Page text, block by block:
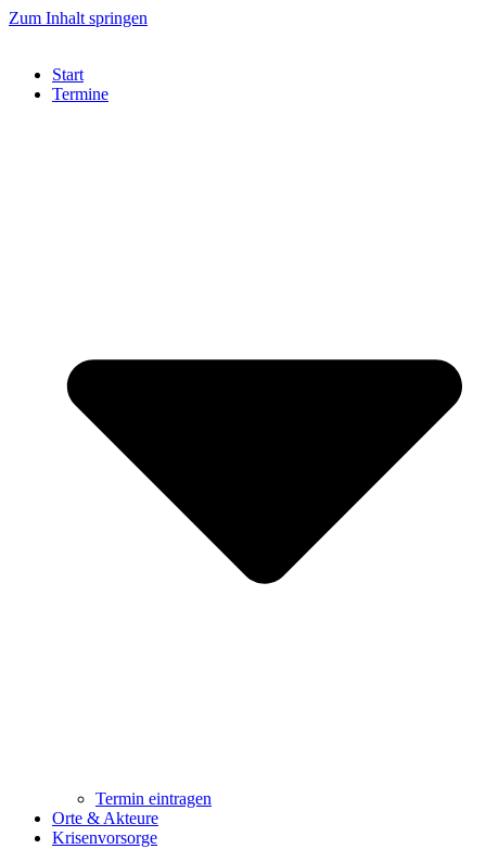
Zum Inhalt springen
Start
Termine
Termin eintragen
Orte & Akteure
Krisenvorsorge